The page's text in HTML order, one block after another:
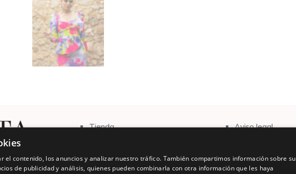
Tienda
Aviso legal
el contenido, los anuncios y analizar nuestro tráfico. También compartimos información sobre su
de publicidad y análisis, quienes pueden combinarla con otra información que les haya